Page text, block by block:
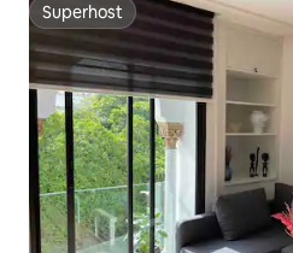
Superhost
Superhost